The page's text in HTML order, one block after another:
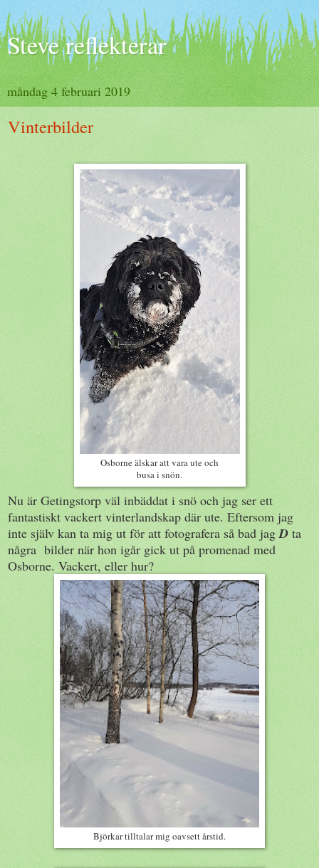
Steve reflekterar
måndag 4 februari 2019
Vinterbilder
Osborne älskar att vara ute och
busa i snön.
Nu är Getingstorp väl inbäddat i snö och jag ser ett
fantastiskt vackert vinterlandskap där ute. Eftersom jag
inte själv kan ta mig ut för att fotografera så bad jag D ta
några bilder när hon igår gick ut på promenad med
Osborne. Vackert, eller hur?
Björkar tilltalar mig oavsett årstid.